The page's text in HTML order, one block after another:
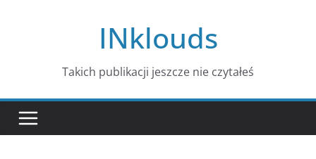
INklouds
Takich publikacji jeszcze nie czytałeś